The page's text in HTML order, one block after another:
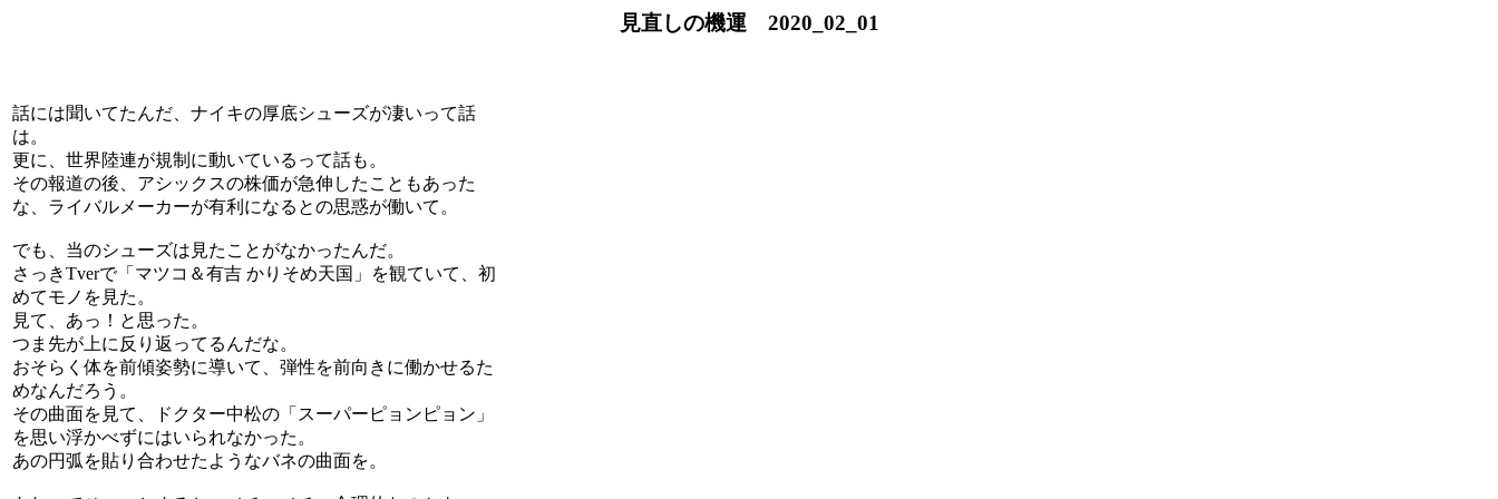
見直しの機運 2020_02_01
話には聞いてたんだ、ナイキの厚底シューズが凄いって話
は。
更に、世界陸連が規制に動いているって話も。
その報道の後、アシックスの株価が急伸したこともあった
な、ライバルメーカーが有利になるとの思惑が働いて。
でも、当のシューズは見たことがなかったんだ。
さっきTverで「マツコ＆有吉 かりそめ天国」を観ていて、初
めてモノを見た。
見て、あっ！と思った。
つま先が上に反り返ってるんだな。
おそらく体を前傾姿勢に導いて、弾性を前向きに働かせるた
めなんだろう。
その曲面を見て、ドクター中松の「スーパーピョンピョン」
を思い浮かべずにはいられなかった。
あの円弧を貼り合わせたようなバネの曲面を。